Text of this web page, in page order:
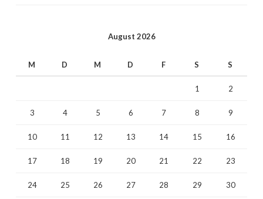
August 2026
M D M D F S S
1 2
3 4 5 6 7 8 9
10 11 12 13 14 15 16
17 18 19 20 21 22 23
24 25 26 27 28 29 30